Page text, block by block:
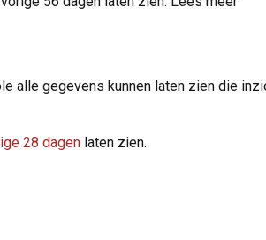
alle gegevens kunnen laten zien die
28 dagen laten zien.